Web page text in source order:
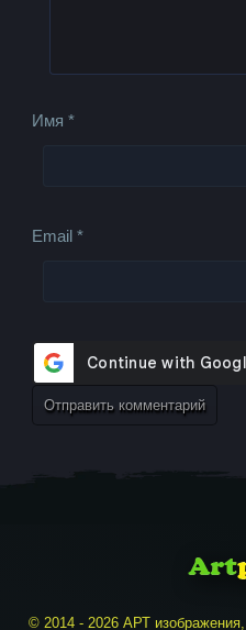
Имя*
Email*
© 2014 - 2026 АРТ